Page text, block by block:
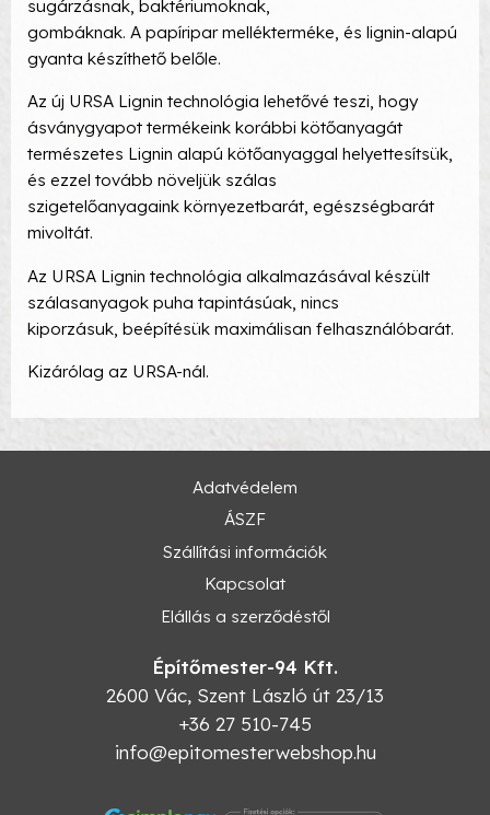
sugárzásnak, baktériumoknak,
gombáknak. A papíripar mellékterméke, és lignin-alapú
gyanta készíthető belőle.
Az új URSA Lignin technológia lehetővé teszi, hogy
ásványgyapot termékeink korábbi kötőanyagát
természetes Lignin alapú kötőanyaggal helyettesítsük,
és ezzel tovább növeljük szálas
szigetelőanyagaink környezetbarát, egészségbarát
mivoltát.
Az URSA Lignin technológia alkalmazásával készült
szálasanyagok puha tapintásúak, nincs
kiporzásuk, beépítésük maximálisan felhasználóbarát.
Kizárólag az URSA-nál.
Adatvédelem
ÁSZF
Szállítási információk
Kapcsolat
Elállás a szerződéstől
Építőmester-94 Kft.
2600 Vác, Szent László út 23/13
+36 27 510-745
info@epitomesterwebshop.hu